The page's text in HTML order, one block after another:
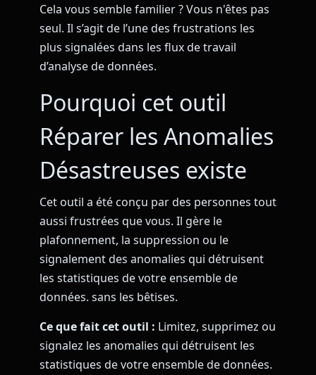
Cela vous semble familier ? Vous n'êtes pas
seul. Il s’agit de l’une des frustrations les
plus signalées dans les flux de travail
d’analyse de données.
Pourquoi cet outil
Réparer les Anomalies
Désastreuses existe
Cet outil a été conçu par des personnes tout
aussi frustrées que vous. Il gère le
plafonnement, la suppression ou le
signalement des anomalies qui détruisent
les statistiques de votre ensemble de
données. sans les bêtises.
Ce que fait cet outil : Limitez, supprimez ou
signalez les anomalies qui détruisent les
statistiques de votre ensemble de données.